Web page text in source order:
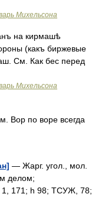
Михельсона
на кирмашѣ
(какъ биржевые
См. Как бес перед
Михельсона
Вор по воре всегда
— Жарг. угол., мол.
делом;
1, 171; h 98; ТСУЖ, 78;